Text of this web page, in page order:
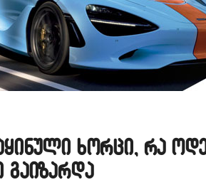
ხორცი, რა